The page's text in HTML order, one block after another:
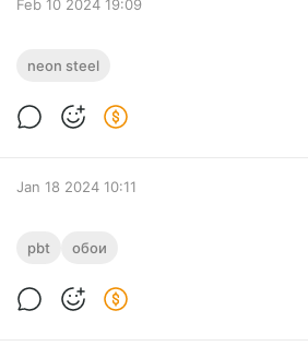
Feb 10 2024 19:09
Ранние билды
neon steel
Jan 18 2024 10:11
Обои по Pileus Bad Trip со
pbt обои